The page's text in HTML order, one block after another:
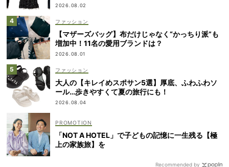
2026.08.02
ファッション
【マザーズバッグ】布だけじゃなく“かっちり派”も
増加中！11名の愛用ブランドは？
2026.08.01
ファッション
大人の【キレイめスポサン5選】厚底、ふわふわソ
ール…歩きやすくて夏の旅行にも！
2026.08.04
「NOT A HOTEL」で子どもの記憶に一生残る【極
上の家族旅】を
Recommended by